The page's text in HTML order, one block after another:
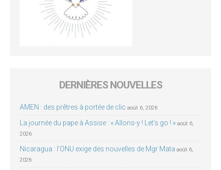
DERNIÈRES NOUVELLES
AMEN : des prêtres à portée de clic août 6, 2026
La journée du pape à Assise : « Allons-y ! Let’s go ! » août 6,
2026
Nicaragua : l’ONU exige des nouvelles de Mgr Mata août 6,
2026